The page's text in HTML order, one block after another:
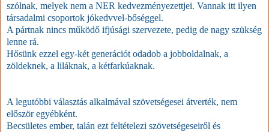
szólnak, melyek nem a NER kedvezményezettjei. Vannak itt ilyen
társadalmi csoportok jókedvvel-bőséggel.
A pártnak nincs működő ifjúsági szervezete, pedig de nagy szükség
lenne rá.
Hősünk ezzel egy-két generációt odadob a jobboldalnak, a
zöldeknek, a liláknak, a kétfarkúaknak.
A legutóbbi választás alkalmával szövetségesei átverték, nem
először egyébként.
Becsületes ember, talán ezt feltételezi szövetségeseiről és